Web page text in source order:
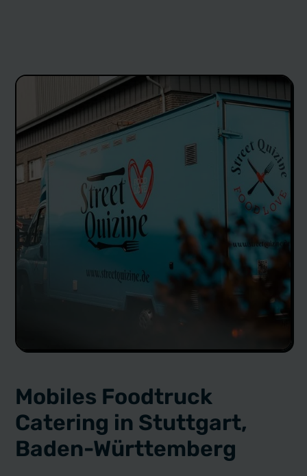
Mobiles Foodtruck
Catering in Stuttgart,
Baden-Württemberg